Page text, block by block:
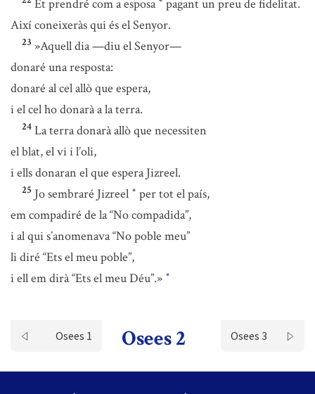
Et prendré com a esposa
pagant un preu de fidelitat.
Així coneixeràs qui és el Senyor.
23 »Aquell dia —diu el Senyor—
donaré una resposta:
donaré al cel allò que espera,
i el cel ho donarà a la terra.
24 La terra donarà allò que necessiten
el blat, el vi i l’oli,
i ells donaran el que espera Jizreel.
25 Jo sembraré Jizreel * per tot el país,
em compadiré de la “No compadida”,
i al qui s’anomenava “No poble meu”
li diré “Ets el meu poble”,
i ell em dirà “Ets el meu Déu”.» *
Osees 1 Osees 2 Osees 3